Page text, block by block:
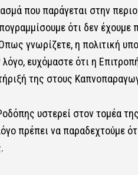
που παράγεται στην
ότι δεν έχουμε
γνωρίζετε, η πολιτική
λόγο, ευχόμαστε ότι η
της στους
υστερεί στον τομέα
πρέπει να παραδεχτούμε